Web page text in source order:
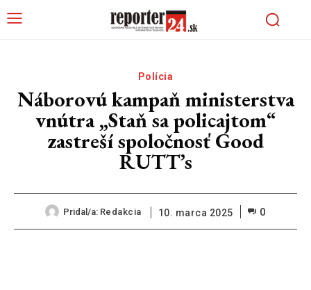
Polícia
Náborovú kampaň ministerstva
vnútra „Staň sa policajtom“
zastreší spoločnosť Good
RUTT’s
Pridal/a: Redakcia 10. marca 2025 0